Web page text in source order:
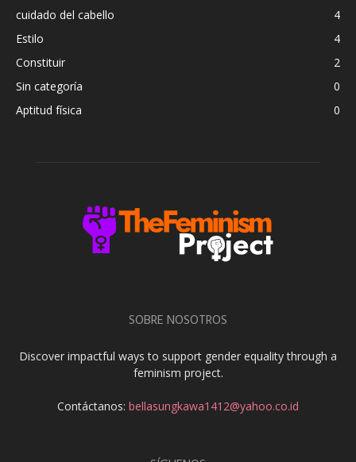
cuidado del cabello
4
Estilo
4
Constituir
2
Sin categoría
0
Aptitud física
0
SOBRE NOSOTROS
Discover impactful ways to support gender equality through a
feminism project.
Contáctanos: bellasungkawa1412@yahoo.co.id